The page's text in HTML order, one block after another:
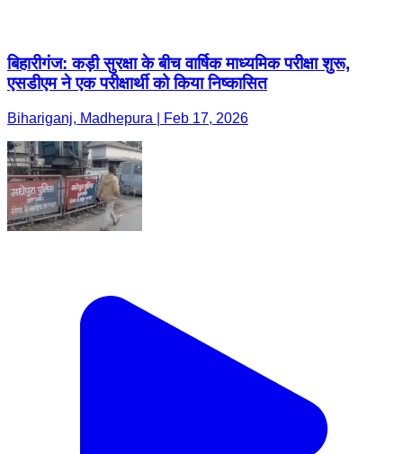
बिहारीगंज: कड़ी सुरक्षा के बीच वार्षिक माध्यमिक परीक्षा शुरू,
एसडीएम ने एक परीक्षार्थी को किया निष्कासित
Bihariganj, Madhepura | Feb 17, 2026